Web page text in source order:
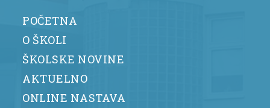
POČETNA
O ŠKOLI
ŠKOLSKE NOVINE
AKTUELNO
ONLINE NASTAVA